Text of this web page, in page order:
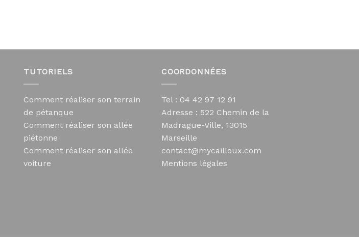
TUTORIELS
Comment réaliser son terrain
de pétanque
Comment réaliser son allée
piétonne
Comment réaliser son allée
voiture
COORDONNÉES
Tel : 04 42 97 12 91
Adresse : 522 Chemin de la
Madrague-Ville, 13015
Marseille
contact@mycailloux.com
Mentions légales